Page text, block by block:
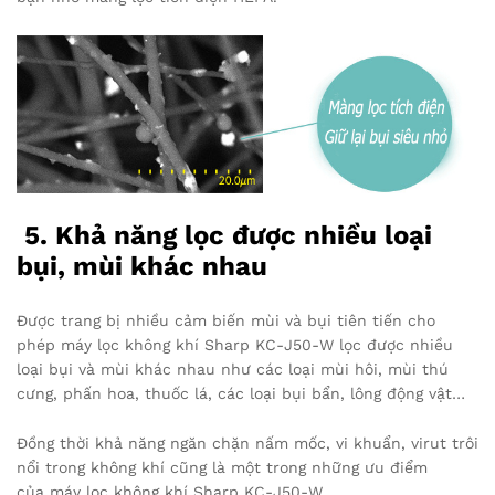
5. Khả năng lọc được nhiều loại
bụi, mùi khác nhau
Được trang bị nhiều cảm biến mùi và bụi tiên tiến cho
phép máy lọc không khí Sharp KC-J50-W lọc được nhiều
loại bụi và mùi khác nhau như các loại mùi hôi, mùi thú
cưng, phấn hoa, thuốc lá, các loại bụi bẩn, lông động vật…
Đồng thời khả năng ngăn chặn nấm mốc, vi khuẩn, virut trôi
nổi trong không khí cũng là một trong những ưu điểm